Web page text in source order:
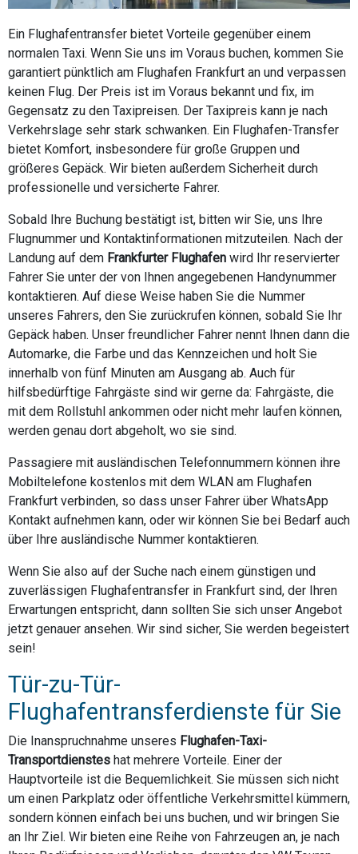
Ein Flughafentransfer bietet Vorteile gegenüber einem
normalen Taxi. Wenn Sie uns im Voraus buchen, kommen Sie
garantiert pünktlich am Flughafen Frankfurt an und verpassen
keinen Flug. Der Preis ist im Voraus bekannt und fix, im
Gegensatz zu den Taxipreisen. Der Taxipreis kann je nach
Verkehrslage sehr stark schwanken. Ein Flughafen-Transfer
bietet Komfort, insbesondere für große Gruppen und
größeres Gepäck. Wir bieten außerdem Sicherheit durch
professionelle und versicherte Fahrer.
Sobald Ihre Buchung bestätigt ist, bitten wir Sie, uns Ihre
Flugnummer und Kontaktinformationen mitzuteilen. Nach der
Landung auf dem Frankfurter Flughafen wird Ihr reservierter
Fahrer Sie unter der von Ihnen angegebenen Handynummer
kontaktieren. Auf diese Weise haben Sie die Nummer
unseres Fahrers, den Sie zurückrufen können, sobald Sie Ihr
Gepäck haben. Unser freundlicher Fahrer nennt Ihnen dann die
Automarke, die Farbe und das Kennzeichen und holt Sie
innerhalb von fünf Minuten am Ausgang ab. Auch für
hilfsbedürftige Fahrgäste sind wir gerne da: Fahrgäste, die
mit dem Rollstuhl ankommen oder nicht mehr laufen können,
werden genau dort abgeholt, wo sie sind.
Passagiere mit ausländischen Telefonnummern können ihre
Mobiltelefone kostenlos mit dem WLAN am Flughafen
Frankfurt verbinden, so dass unser Fahrer über WhatsApp
Kontakt aufnehmen kann, oder wir können Sie bei Bedarf auch
über Ihre ausländische Nummer kontaktieren.
Wenn Sie also auf der Suche nach einem günstigen und
zuverlässigen Flughafentransfer in Frankfurt sind, der Ihren
Erwartungen entspricht, dann sollten Sie sich unser Angebot
jetzt genauer ansehen. Wir sind sicher, Sie werden begeistert
sein!
Tür-zu-Tür-
Flughafentransferdienste für Sie
Die Inanspruchnahme unseres Flughafen-Taxi-
Transportdienstes hat mehrere Vorteile. Einer der
Hauptvorteile ist die Bequemlichkeit. Sie müssen sich nicht
um einen Parkplatz oder öffentliche Verkehrsmittel kümmern,
sondern können einfach bei uns buchen, und wir bringen Sie
an Ihr Ziel. Wir bieten eine Reihe von Fahrzeugen an, je nach